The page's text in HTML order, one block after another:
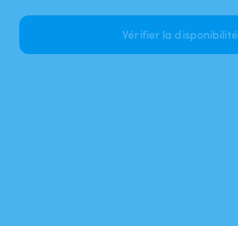
Vérifier la disponibilité